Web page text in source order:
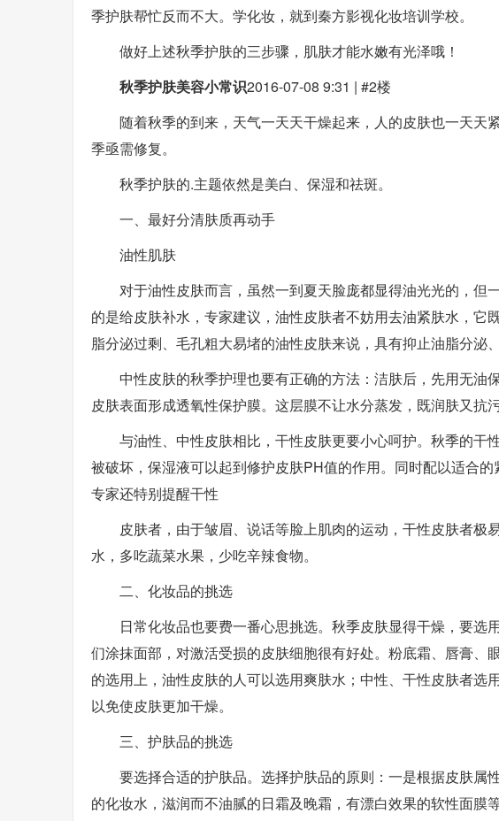
季护肤帮忙反而不大。学化妆，就到秦方影视化妆培训学校。
做好上述秋季护肤的三步骤，肌肤才能水嫩有光泽哦！
秋季护肤美容小常识2016-07-08 9:31 | #2楼
随着秋季的到来，天气一天天干燥起来，人的皮肤也一天天
季亟需修复。
秋季护肤的.主题依然是美白、保湿和祛斑。
一、最好分清肤质再动手
油性肌肤
对于油性皮肤而言，虽然一到夏天脸庞都显得油光光的，
的是给皮肤补水，专家建议，油性皮肤者不妨用去油紧肤水，
脂分泌过剩、毛孔粗大易堵的油性皮肤来说，具有抑止油脂分泌
中性皮肤的秋季护理也要有正确的方法：洁肤后，先用无
皮肤表面形成透氧性保护膜。这层膜不让水分蒸发，既润肤又抗
与油性、中性皮肤相比，干性皮肤更要小心呵护。秋季的干
被破坏，保湿液可以起到修护皮肤PH值的作用。同时配以适合
专家还特别提醒干性
皮肤者，由于皱眉、说话等脸上肌肉的运动，干性皮肤者
水，多吃蔬菜水果，少吃辛辣食物。
二、化妆品的挑选
日常化妆品也要费一番心思挑选。秋季皮肤显得干燥，要
们涂抹面部，对激活受损的皮肤细胞很有好处。粉底霜、唇膏、
的选用上，油性皮肤的人可以选用爽肤水；中性、干性皮肤者选
以免使皮肤更加干燥。
三、护肤品的挑选
要选择合适的护肤品。选择护肤品的原则：一是根据皮肤属
的化妆水，滋润而不油腻的日霜及晚霜，有漂白效果的软性面膜等